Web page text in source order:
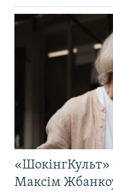
Максім